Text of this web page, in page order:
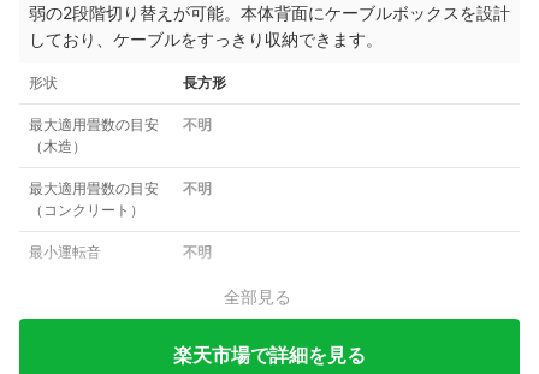
弱の2段階切り替えが可能。本体背面にケーブルボックスを設計
しており、ケーブルをすっきり収納できます。
形状 長方形
最大適用畳数の目安
（木造）
不明
最大適用畳数の目安
（コンクリート）
不明
最小運転音 不明
全部見る
楽天市場で詳細を見る